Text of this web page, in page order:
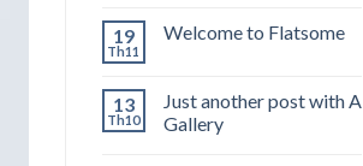
19
Th11
Welcome to Flatsome
13
Th10
Just another post with A
Gallery